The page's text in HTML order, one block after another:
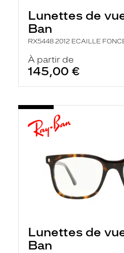
Lunettes de
Ban
RX5448 2012 ECAILLE
À partir de
145,00 €
Lunettes de
Ban